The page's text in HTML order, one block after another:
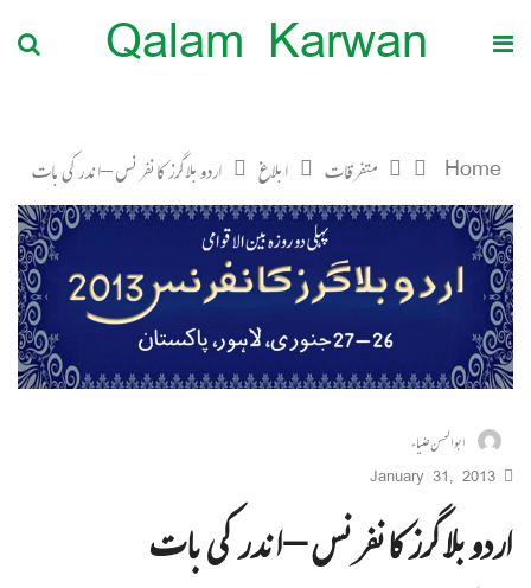
Qalam Karwan
Home متفرقات ابلاغ اردو بلاگرز کانفرنس – اندر کی بات
ابوالحسن ضیاء
January 31, 2013
اردو بلاگرز کانفرنس – اندر کی بات